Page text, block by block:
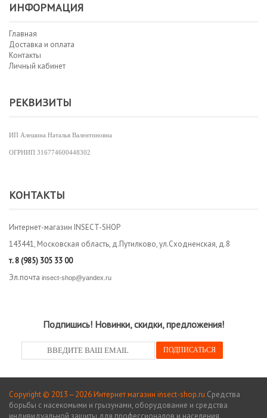
ИНФОРМАЦИЯ
Главная
Доставка и оплата
Контакты
Личный кабинет
РЕКВИЗИТЫ
ИП Алешина Наталья Валентиновна
ОГРНИП 316774600448302
КОНТАКТЫ
Интернет-магазин INSECT-SHOP
143441, Московская область, д.Путилково, ул.Сходненская, д.8
т.8 (985) 305 33 00
Эл.почта insect-shop@yandex.ru
Подпишись! Новинки, скидки, предложения!
Copyright © 2013—2026 Интернет магазин insect-shop.ru Средства
борьбы с насекомыми и грызунами, оборудование и средства
индивидуальной защиты для профессионалов и населения